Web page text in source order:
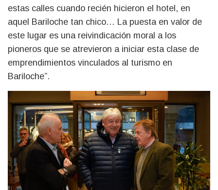
estas calles cuando recién hicieron el hotel, en
aquel Bariloche tan chico… La puesta en valor de
este lugar es una reivindicación moral a los
pioneros que se atrevieron a iniciar esta clase de
emprendimientos vinculados al turismo en
Bariloche”.